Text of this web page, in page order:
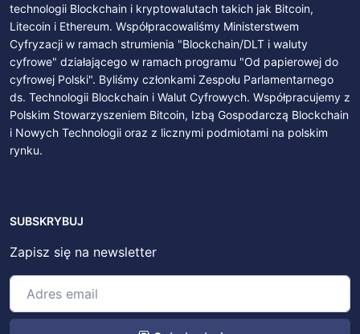
technologii Blockchain i kryptowalutach takich jak Bitcoin,
Litecoin i Ethereum. Współpracowaliśmy Ministerstwem
Cyfryzacji w ramach strumienia "Blockchain/DLT i waluty
cyfrowe" działającego w ramach programu "Od papierowej do
cyfrowej Polski". Byliśmy członkami Zespołu Parlamentarnego
ds. Technologii Blockchain i Walut Cyfrowych. Współpracujemy z
Polskim Stowarzyszeniem Bitcoin, Izbą Gospodarczą Blockchain
i Nowych Technologii oraz z licznymi podmiotami na polskim
rynku.
SUBSKRYBUJ
Zapisz się na newsletter